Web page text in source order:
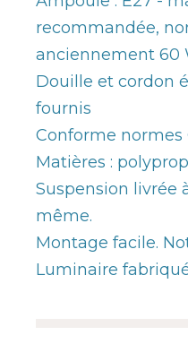
recommandée,
anciennement 60
Douille et cordon
fournis
Conforme normes
Matières :
Suspension livrée
même.
Montage facile.
Luminaire